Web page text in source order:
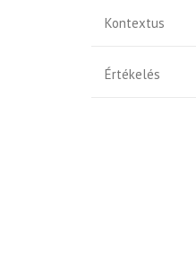
Kontextus
Értékelés